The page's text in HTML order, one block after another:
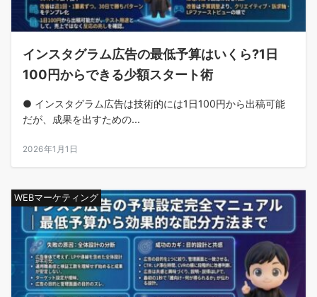
インスタグラム広告の最低予算はいくら?1日
100円からできる少額スタート術
● インスタグラム広告は技術的には1日100円から出稿可能
だが、成果を出すための...
2026年1月1日
WEBマーケティング